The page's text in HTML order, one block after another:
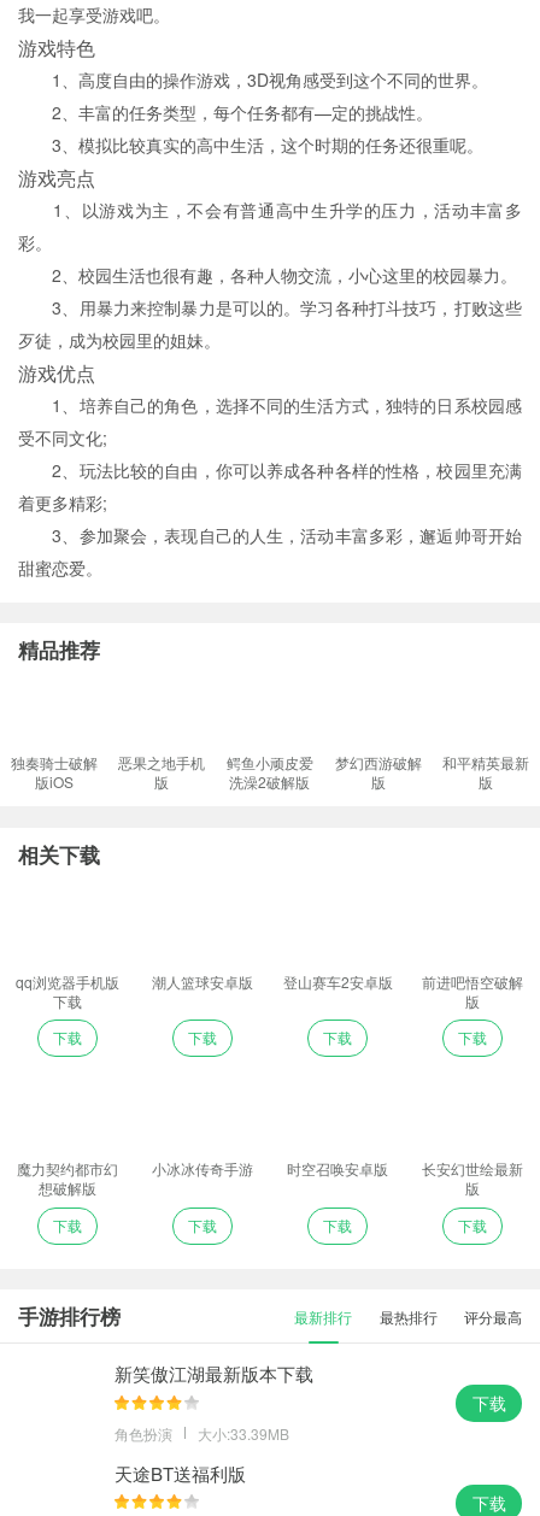
我一起享受游戏吧。
游戏特色
1、高度自由的操作游戏，3D视角感受到这个不同的世界。
2、丰富的任务类型，每个任务都有—定的挑战性。
3、模拟比较真实的高中生活，这个时期的任务还很重呢。
游戏亮点
1、以游戏为主，不会有普通高中生升学的压力，活动丰富多
彩。
2、校园生活也很有趣，各种人物交流，小心这里的校园暴力。
3、用暴力来控制暴力是可以的。学习各种打斗技巧，打败这些
歹徒，成为校园里的姐妹。
游戏优点
1、培养自己的角色，选择不同的生活方式，独特的日系校园感
受不同文化;
2、玩法比较的自由，你可以养成各种各样的性格，校园里充满
着更多精彩;
3、参加聚会，表现自己的人生，活动丰富多彩，邂逅帅哥开始
甜蜜恋爱。
精品推荐
独奏骑士破解
版iOS
恶果之地手机
版
鳄鱼小顽皮爱
洗澡2破解版
梦幻西游破解
版
和平精英最新
版
相关下载
qq浏览器手机版
下载
下载
潮人篮球安卓版
下载
登山赛车2安卓版
下载
前进吧悟空破解
版
下载
魔力契约都市幻
想破解版
下载
小冰冰传奇手游
下载
时空召唤安卓版
下载
长安幻世绘最新
版
下载
手游排行榜 最新排行 最热排行 评分最高
新笑傲江湖最新版本下载
角色扮演 大小:33.39MB
下载
天途BT送福利版
下载